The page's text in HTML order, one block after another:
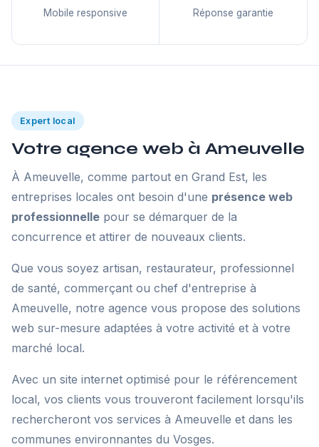
Mobile responsive Réponse garantie
Expert local
Votre agence web à Ameuvelle
À Ameuvelle, comme partout en Grand Est, les
entreprises locales ont besoin d'une présence web
professionnelle pour se démarquer de la
concurrence et attirer de nouveaux clients.
Que vous soyez artisan, restaurateur, professionnel
de santé, commerçant ou chef d'entreprise à
Ameuvelle, notre agence vous propose des solutions
web sur-mesure adaptées à votre activité et à votre
marché local.
Avec un site internet optimisé pour le référencement
local, vos clients vous trouveront facilement lorsqu'ils
rechercheront vos services à Ameuvelle et dans les
communes environnantes du Vosges.